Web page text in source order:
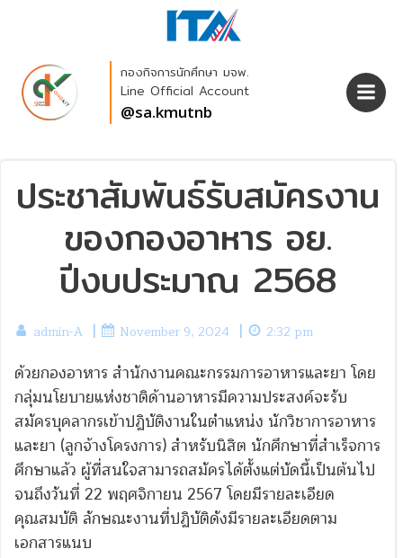
Skip
to
กองกิจการนักศึกษา มจพ.
Line Official Account
@sa.kmutnb
ประชาสัมพันธ์รับสมัครงาน
ของกองอาหาร อย.
ปีงบประมาณ 2568
admin-A | November 9, 2024 | 2:32 pm
ด้วยกองอาหาร สำนักงานคณะกรรมการอาหารและยา โดย
กลุ่มนโยบายแห่งชาติด้านอาหารมีความประสงค์จะรับ
สมัครบุคลากรเข้าปฏิบัติงานในตำแหน่ง นักวิชาการอาหาร
และยา (ลูกจ้างโครงการ) สำหรับนิสิต นักศึกษาที่สำเร็จการ
ศึกษาแล้ว ผู้ที่สนใจสามารถสมัครได้ตั้งแต่บัดนี้เป็นต้นไป
จนถึงวันที่ 22 พฤศจิกายน 2567 โดยมีรายละเอียด
คุณสมบัติ ลักษณะงานที่ปฏิบัติดังมีรายละเอียดตาม
เอกสารแนบ